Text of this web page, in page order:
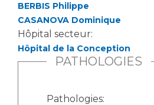
BERBIS Philippe
CASANOVA Dominique
Hôpital secteur:
Hôpital de la Conception
PATHOLOGIES
Pathologies: